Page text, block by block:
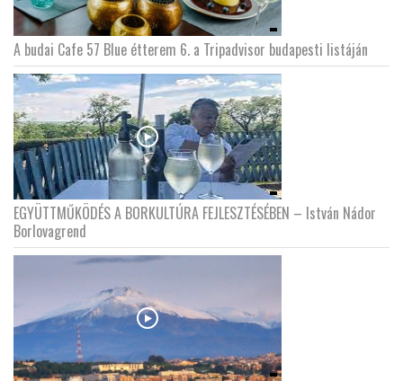
A budai Cafe 57 Blue étterem 6. a Tripadvisor budapesti listáján
EGYÜTTMŰKÖDÉS A BORKULTÚRA FEJLESZTÉSÉBEN – István Nádor
Borlovagrend